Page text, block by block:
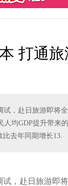
打通
，赴日旅游即将
均GDP提升带来
去年同期增长13.
，赴日旅游即